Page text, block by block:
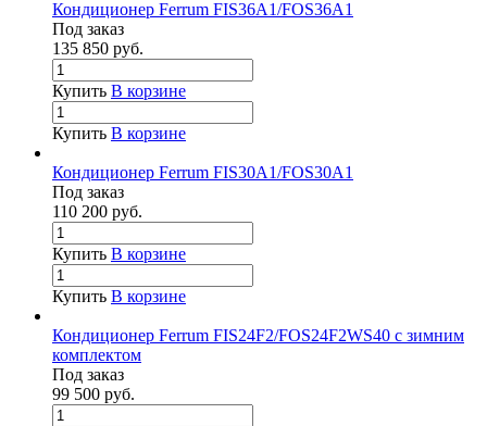
Кондиционер Ferrum FIS36A1/FOS36A1
Под заказ
135 850 руб.
Купить В корзине
Купить В корзине
Кондиционер Ferrum FIS30A1/FOS30A1
Под заказ
110 200 руб.
Купить В корзине
Купить В корзине
Кондиционер Ferrum FIS24F2/FOS24F2WS40 с зимним
комплектом
Под заказ
99 500 руб.